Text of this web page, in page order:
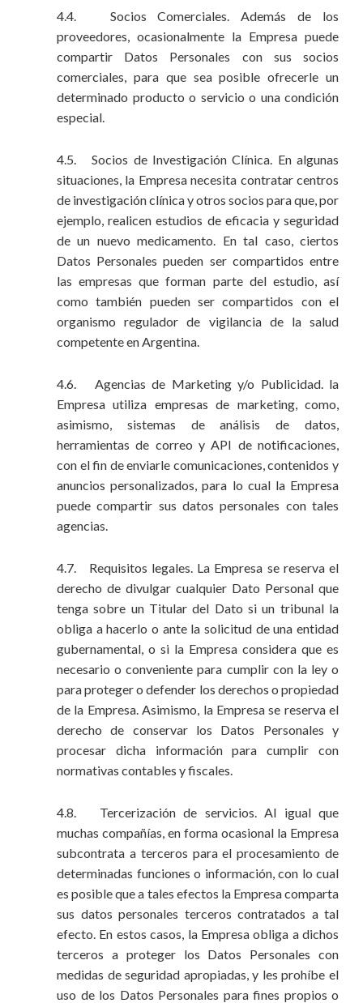
4.4. Socios Comerciales. Además de los
proveedores, ocasionalmente la Empresa puede
compartir Datos Personales con sus socios
comerciales, para que sea posible ofrecerle un
determinado producto o servicio o una condición
especial.
4.5. Socios de Investigación Clínica. En algunas
situaciones, la Empresa necesita contratar centros
de investigación clínica y otros socios para que, por
ejemplo, realicen estudios de eficacia y seguridad
de un nuevo medicamento. En tal caso, ciertos
Datos Personales pueden ser compartidos entre
las empresas que forman parte del estudio, así
como también pueden ser compartidos con el
organismo regulador de vigilancia de la salud
competente en Argentina.
4.6. Agencias de Marketing y/o Publicidad. la
Empresa utiliza empresas de marketing, como,
asimismo, sistemas de análisis de datos,
herramientas de correo y API de notificaciones,
con el fin de enviarle comunicaciones, contenidos y
anuncios personalizados, para lo cual la Empresa
puede compartir sus datos personales con tales
agencias.
4.7. Requisitos legales. La Empresa se reserva el
derecho de divulgar cualquier Dato Personal que
tenga sobre un Titular del Dato si un tribunal la
obliga a hacerlo o ante la solicitud de una entidad
gubernamental, o si la Empresa considera que es
necesario o conveniente para cumplir con la ley o
para proteger o defender los derechos o propiedad
de la Empresa. Asimismo, la Empresa se reserva el
derecho de conservar los Datos Personales y
procesar dicha información para cumplir con
normativas contables y fiscales.
4.8. Tercerización de servicios. Al igual que
muchas compañías, en forma ocasional la Empresa
subcontrata a terceros para el procesamiento de
determinadas funciones o información, con lo cual
es posible que a tales efectos la Empresa comparta
sus datos personales terceros contratados a tal
efecto. En estos casos, la Empresa obliga a dichos
terceros a proteger los Datos Personales con
medidas de seguridad apropiadas, y les prohíbe el
uso de los Datos Personales para fines propios o